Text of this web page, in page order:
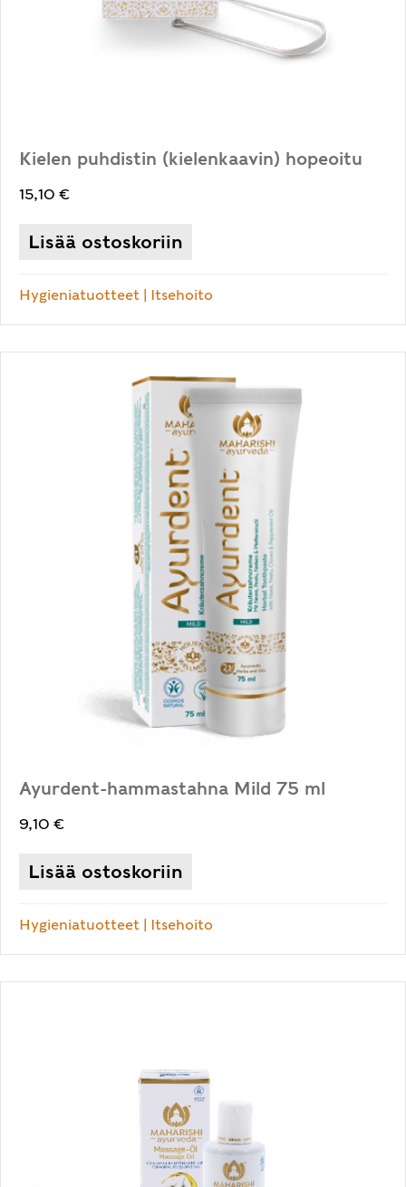
Kielen puhdistin (kielenkaavin) hopeoitu
15,10 €
Lisää ostoskoriin
Hygieniatuotteet | Itsehoito
Ayurdent-hammastahna Mild 75 ml
9,10 €
Lisää ostoskoriin
Hygieniatuotteet | Itsehoito